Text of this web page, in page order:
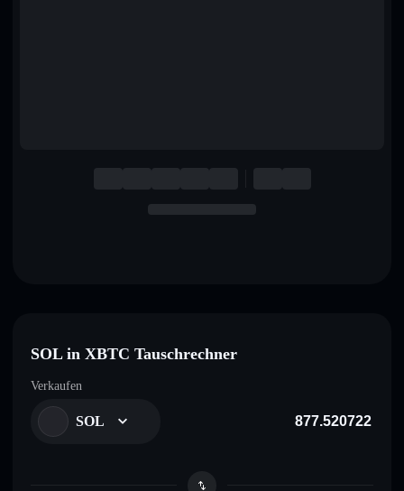
SOL in XBTC Tauschrechner
Verkaufen
SOL